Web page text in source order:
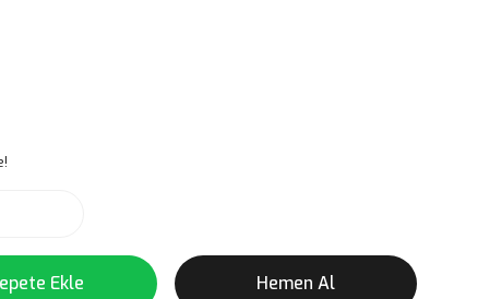
Ekle Hemen Al